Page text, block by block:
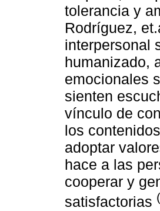
tolerancia y
Rodríguez,
interpersonal
humanizado,
emocionales
sienten
vínculo de
los
adoptar
hace a las
cooperar y
satisfactorias (